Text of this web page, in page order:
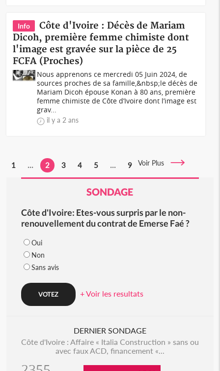
Info
Côte d'Ivoire : Décès de Mariam
Dicoh, première femme chimiste dont
l'image est gravée sur la pièce de 25
FCFA (Proches)
Nous apprenons ce mercredi 05 Juin 2024, de
sources proches de sa famille,&nbsp;le décès de
Mariam Dicoh épouse Konan à 80 ans, première
femme chimiste de Côte d’Ivoire dont l’image est
grav...
il y a 2 ans
1 ... 2 3 4 5 ... 9 Voir Plus
SONDAGE
Côte d'Ivoire: Etes-vous surpris par le non-
renouvellement du contrat de Emerse Faé ?
Oui
Non
Sans avis
+ Voir les resultats
DERNIER SONDAGE
Côte d'Ivoire : Affaire « Italia Construction » sans ou
avec faux ACD, financement «...